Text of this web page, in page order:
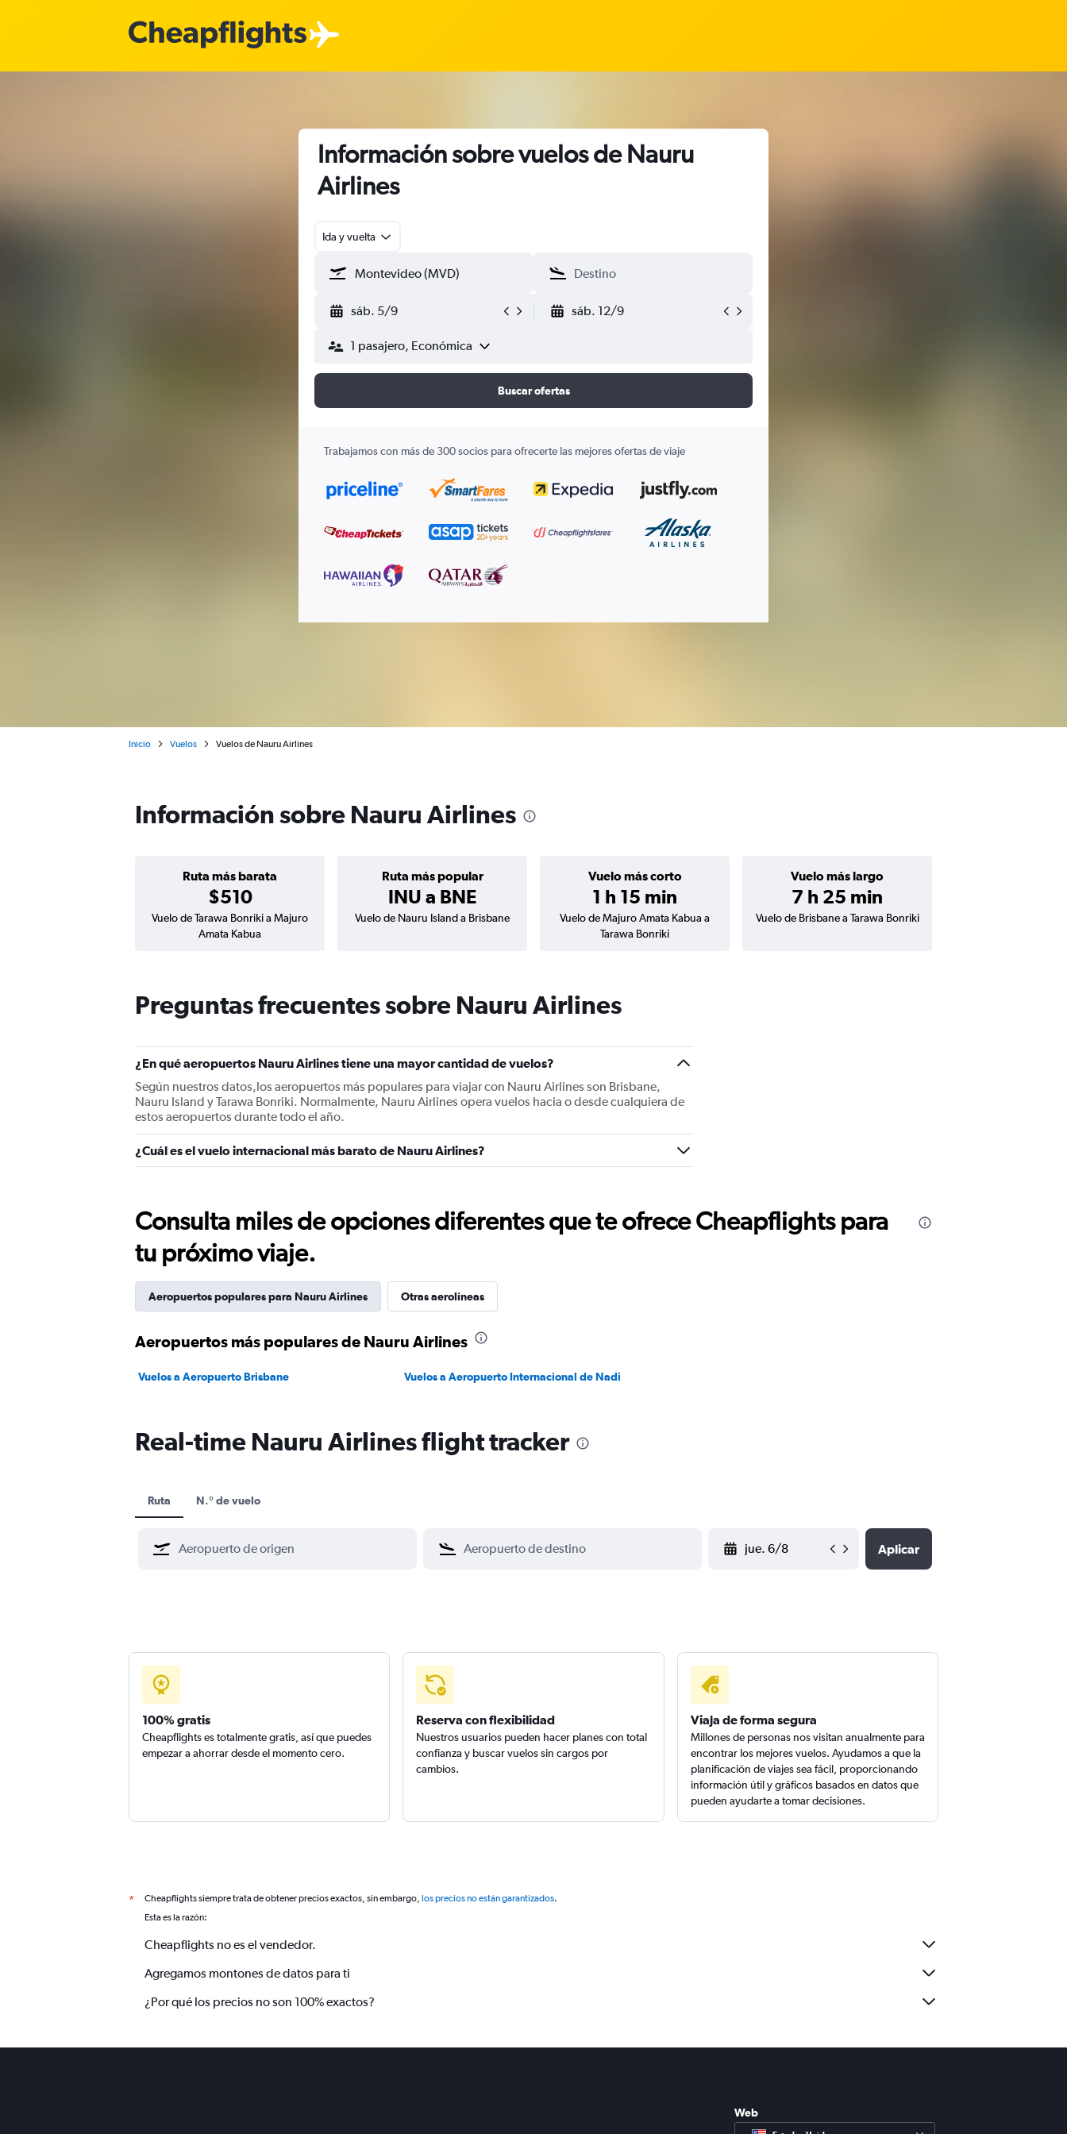
Información sobre vuelos de Nauru
Airlines
Ida y vuelta
sáb. 5/9 sáb. 12/9
1 pasajero, Económica
Buscar ofertas
Trabajamos con más de 300 socios para ofrecerte las mejores ofertas de viaje
Inicio Vuelos Vuelos de Nauru Airlines
Información sobre Nauru Airlines
Ruta más barata
$510
Ruta más popular
INU a BNE
Vuelo más corto
1 h 15 min
Vuelo más largo
7 h 25 min
Vuelo de Tarawa Bonriki a Majuro
Amata Kabua
Vuelo de Nauru Island a Brisbane
Vuelo de Majuro Amata Kabua a
Tarawa Bonriki
Vuelo de Brisbane a Tarawa Bonriki
Preguntas frecuentes sobre Nauru Airlines
¿En qué aeropuertos Nauru Airlines tiene una mayor cantidad de vuelos?
Según nuestros datos,los aeropuertos más populares para viajar con Nauru Airlines son Brisbane,
Nauru Island y Tarawa Bonriki. Normalmente, Nauru Airlines opera vuelos hacia o desde cualquiera de
estos aeropuertos durante todo el año.
¿Cuál es el vuelo internacional más barato de Nauru Airlines?
Consulta miles de opciones diferentes que te ofrece Cheapflights para
tu próximo viaje.
Aeropuertos populares para Nauru Airlines Otras aerolíneas
Aeropuertos más populares de Nauru Airlines
Vuelos a Aeropuerto Brisbane Vuelos a Aeropuerto Internacional de Nadi
Real-time Nauru Airlines flight tracker
Ruta N.° de vuelo
Aplicar
100% gratis
Cheapflights es totalmente gratis, así que puedes
empezar a ahorrar desde el momento cero.
Reserva con flexibilidad
Nuestros usuarios pueden hacer planes con total
confianza y buscar vuelos sin cargos por
cambios.
Viaja de forma segura
Millones de personas nos visitan anualmente para
encontrar los mejores vuelos. Ayudamos a que la
planificación de viajes sea fácil, proporcionando
información útil y gráficos basados en datos que
pueden ayudarte a tomar decisiones.
* Cheapflights siempre trata de obtener precios exactos, sin embargo, los precios no están garantizados.
Esta es la razón:
Cheapflights no es el vendedor.
Agregamos montones de datos para ti
¿Por qué los precios no son 100% exactos?
Web